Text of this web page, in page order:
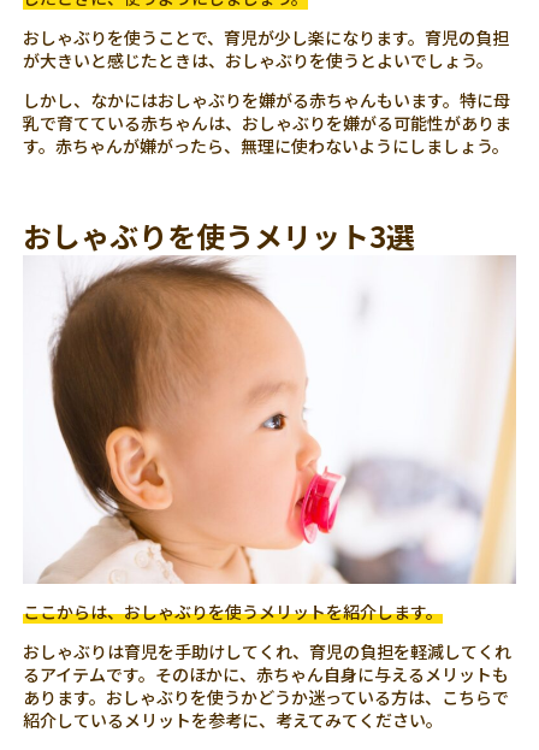
おしゃぶりを使うことで、育児が少し楽になります。育児の負担
が大きいと感じたときは、おしゃぶりを使うとよいでしょう。
しかし、なかにはおしゃぶりを嫌がる赤ちゃんもいます。特に母
乳で育てている赤ちゃんは、おしゃぶりを嫌がる可能性がありま
す。赤ちゃんが嫌がったら、無理に使わないようにしましょう。
おしゃぶりを使うメリット3選
ここからは、おしゃぶりを使うメリットを紹介します。
おしゃぶりは育児を手助けしてくれ、育児の負担を軽減してくれ
るアイテムです。そのほかに、赤ちゃん自身に与えるメリットも
あります。おしゃぶりを使うかどうか迷っている方は、こちらで
紹介しているメリットを参考に、考えてみてください。